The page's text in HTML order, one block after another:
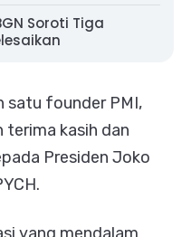
Soroti Tiga
satu founder PMI,
terima kasih dan
Presiden Joko
yang mendalam